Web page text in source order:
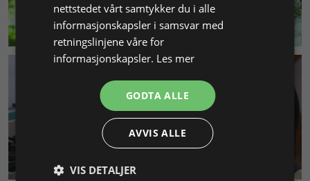
MILJØ & BÆREKRAFT
nettstedet vårt samtykker du i alle
informasjonskapsler i samsvar med
retningslinjene våre for
informasjonskapsler. Les mer
GODTA ALLE
AVVIS ALLE
VIS DETALJER